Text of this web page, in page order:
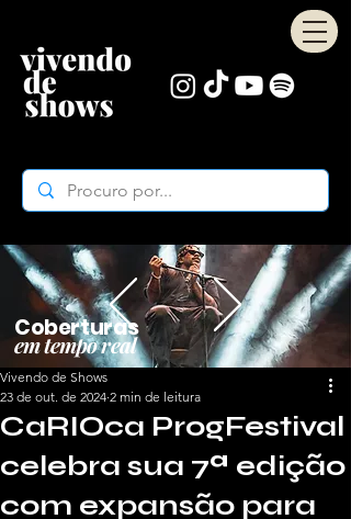
Coberturas
em tempo real
CaRIOca ProgFestival
celebra sua 7ª edição
com expansão para
Vivendo de Shows
23 de out. de 2024 2 min de leitura